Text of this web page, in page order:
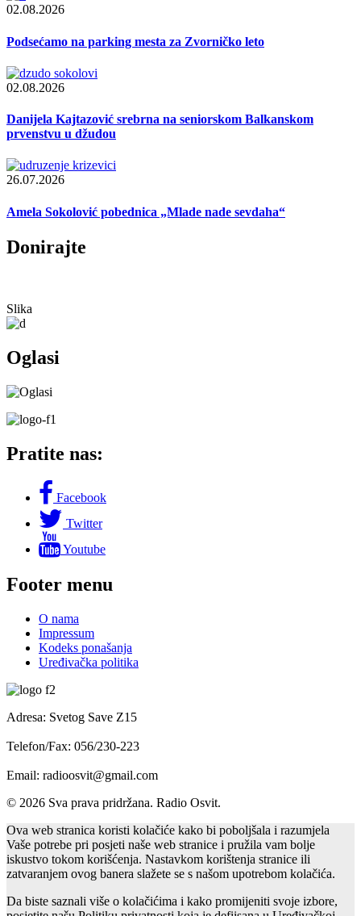
02.08.2026
Podsećamo na parking mesta za Zvorničko leto
02.08.2026
Danijela Kajtazović srebrna na seniorskom Balkanskom
prvenstvu u džudou
26.07.2026
Amela Sokolović pobednica „Mlade nade sevdaha“
Donirajte
Slika
Oglasi
Pratite nas:
Facebook
Twitter
Youtube
Footer menu
O nama
Impressum
Kodeks ponašanja
Uređivačka politika
Adresa: Svetog Save Z15
Telefon/Fax: 056/230-223
Email: radioosvit@gmail.com
© 2026 Sva prava pridržana. Radio Osvit.
Ova web stranica koristi kolačiće kako bi poboljšala i razumjela
Vaše potrebe pri posjeti naše web stranice i pružila vam bolje
iskustvo tokom korišćenja. Nastavkom korištenja stranice ili
zatvaranjem ovog banera slažete se s našom upotrebom kolačića.
Da biste saznali više o kolačićima i kako promijeniti svoje izbore,